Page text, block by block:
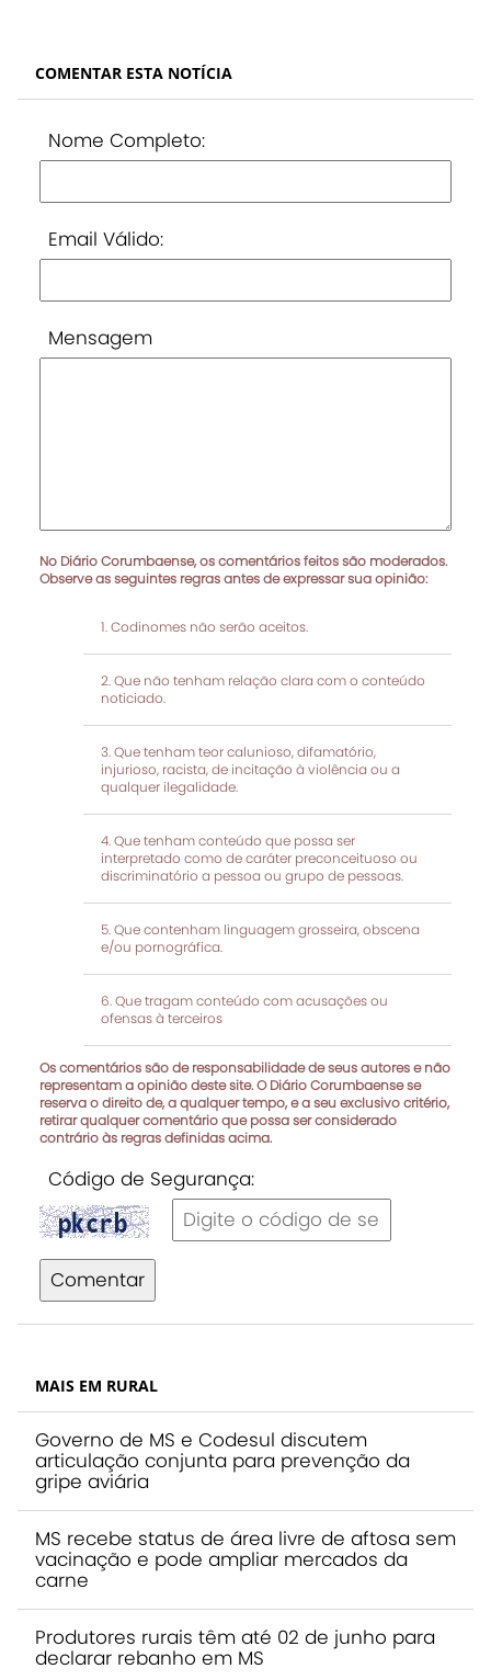
COMENTAR ESTA NOTÍCIA
Nome Completo:
Email Válido:
Mensagem
No Diário Corumbaense, os comentários feitos são moderados.
Observe as seguintes regras antes de expressar sua opinião:
Codinomes não serão aceitos.
Que não tenham relação clara com o conteúdo
noticiado.
Que tenham teor calunioso, difamatório,
injurioso, racista, de incitação à violência ou a
qualquer ilegalidade.
Que tenham conteúdo que possa ser
interpretado como de caráter preconceituoso ou
discriminatório a pessoa ou grupo de pessoas.
Que contenham linguagem grosseira, obscena
e/ou pornográfica.
Que tragam conteúdo com acusações ou
ofensas à terceiros
Os comentários são de responsabilidade de seus autores e não
representam a opinião deste site. O Diário Corumbaense se
reserva o direito de, a qualquer tempo, e a seu exclusivo critério,
retirar qualquer comentário que possa ser considerado
contrário às regras definidas acima.
Código de Segurança:
Comentar
MAIS EM RURAL
Governo de MS e Codesul discutem
articulação conjunta para prevenção da
gripe aviária
MS recebe status de área livre de aftosa sem
vacinação e pode ampliar mercados da
carne
Produtores rurais têm até 02 de junho para
declarar rebanho em MS